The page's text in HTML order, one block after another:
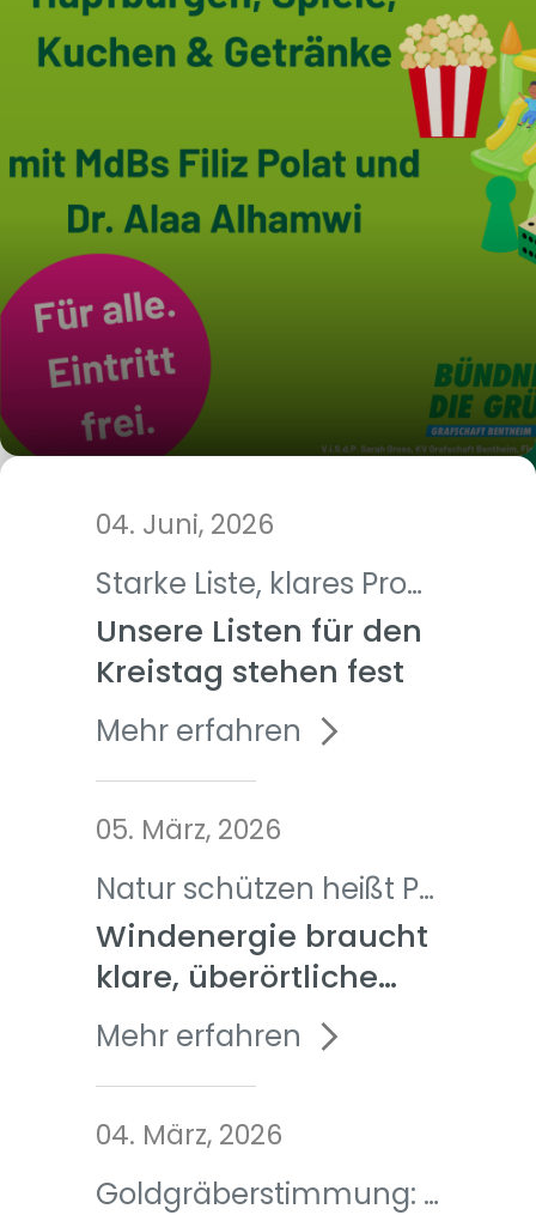
04. Juni, 2026
Starke Liste, klares Programm
Unsere Listen für den
Kreistag stehen fest
Mehr erfahren
05. März, 2026
Natur schützen heißt Planung verbessern
Windenergie braucht
klare, überörtliche
Steuerung
Mehr erfahren
04. März, 2026
Goldgräberstimmung: Geflügelhaltungsbranche bereitet Intensivierung der Produktion vor